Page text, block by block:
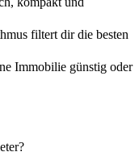
filtert dir die besten
Immobilie günstig oder